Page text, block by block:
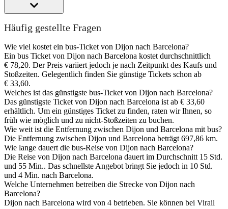
Häufig gestellte Fragen
Wie viel kostet ein bus-Ticket von Dijon nach Barcelona?
Ein bus Ticket von Dijon nach Barcelona kostet durchschnittlich
€ 78,20. Der Preis variiert jedoch je nach Zeitpunkt des Kaufs und
Stoßzeiten. Gelegentlich finden Sie günstige Tickets schon ab
€ 33,60.
Welches ist das günstigste bus-Ticket von Dijon nach Barcelona?
Das günstigste Ticket von Dijon nach Barcelona ist ab € 33,60
erhältlich. Um ein günstiges Ticket zu finden, raten wir Ihnen, so
früh wie möglich und zu nicht-Stoßzeiten zu buchen.
Wie weit ist die Entfernung zwischen Dijon und Barcelona mit bus?
Die Entfernung zwischen Dijon und Barcelona beträgt 697,86 km.
Wie lange dauert die bus-Reise von Dijon nach Barcelona?
Die Reise von Dijon nach Barcelona dauert im Durchschnitt 15 Std.
und 55 Min.. Das schnellste Angebot bringt Sie jedoch in 10 Std.
und 4 Min. nach Barcelona.
Welche Unternehmen betreiben die Strecke von Dijon nach
Barcelona?
Dijon nach Barcelona wird von 4 betrieben. Sie können bei Virail